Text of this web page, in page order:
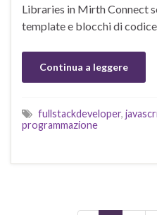
Libraries in Mirth Connect
template e blocchi di
Continua a leggere
fullstackdeveloper,
programmazione